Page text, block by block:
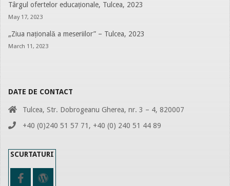
Târgul ofertelor educaționale, Tulcea, 2023
May 17, 2023
„Ziua națională a meseriilor” – Tulcea, 2023
March 11, 2023
DATE DE CONTACT
Tulcea, Str. Dobrogeanu Gherea, nr. 3 – 4, 820007
+40 (0)240 51 57 71, +40 (0) 240 51 44 89
SCURTATURI